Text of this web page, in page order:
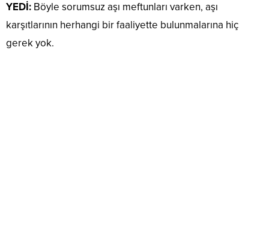
YEDİ: Böyle sorumsuz aşı meftunları varken, aşı
karşıtlarının herhangi bir faaliyette bulunmalarına hiç
gerek yok.